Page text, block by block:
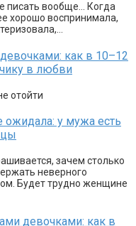
писать вообще… Когда
хорошо воспринимала,
как в 10–12
в любви
отойти
ожидала: у мужа есть
зачем столько
неверного
Будет трудно женщине
девочками: как в